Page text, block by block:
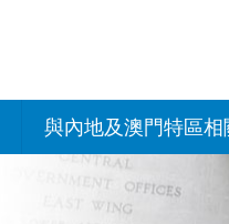
與內地及澳門特區
與內地的安排